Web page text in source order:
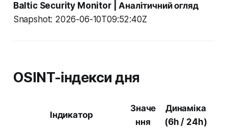
Baltic Security Monitor | Аналітичний огляд
Snapshot: 2026-06-10T09:52:40Z
OSINT-індекси дня
Індикатор
Значе
ння
Динаміка
(6h / 24h)